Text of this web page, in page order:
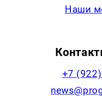
Наши
+7